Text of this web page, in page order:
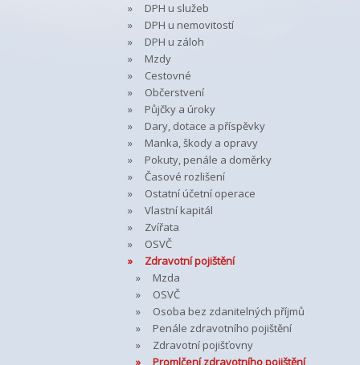
DPH u služeb
DPH u nemovitostí
DPH u záloh
Mzdy
Cestovné
Občerstvení
Půjčky a úroky
Dary, dotace a příspěvky
Manka, škody a opravy
Pokuty, penále a doměrky
Časové rozlišení
Ostatní účetní operace
Vlastní kapitál
Zvířata
OSVČ
Zdravotní pojištění
Mzda
OSVČ
Osoba bez zdanitelných příjmů
Penále zdravotního pojištění
Zdravotní pojišťovny
Promlčení zdravotního pojištění